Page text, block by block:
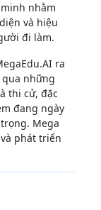
nhằm
và hiệu
đi làm.
ra
những
thi cử, đặc
đang ngày
Mega
phát triển